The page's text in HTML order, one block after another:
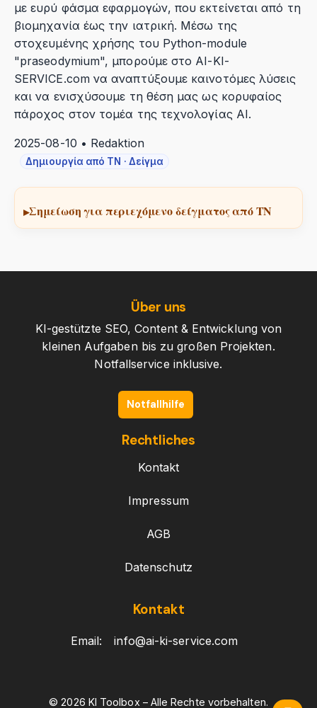
με ευρύ φάσμα εφαρμογών, που εκτείνεται από τη
βιομηχανία έως την ιατρική. Μέσω της
στοχευμένης χρήσης του Python-module
"praseodymium", μπορούμε στο AI-KI-
SERVICE.com να αναπτύξουμε καινοτόμες λύσεις
και να ενισχύσουμε τη θέση μας ως κορυφαίος
πάροχος στον τομέα της τεχνολογίας AI.
2025-08-10 • Redaktion
Δημιουργία από ΤΝ · Δείγμα
Σημείωση για περιεχόμενο δείγματος από ΤΝ
Über uns
KI-gestützte SEO, Content & Entwicklung von
kleinen Aufgaben bis zu großen Projekten.
Notfallservice inklusive.
Notfallhilfe
Rechtliches
Kontakt
Impressum
AGB
Datenschutz
Kontakt
Email: info@ai-ki-service.com
© 2026 KI Toolbox – Alle Rechte vorbehalten.